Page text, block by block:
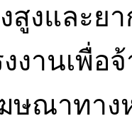
สูงและย
งานเพื่
ษณาทา